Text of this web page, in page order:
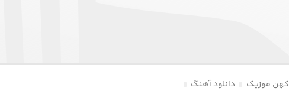
کهن موزیک
دانلود آهنگ